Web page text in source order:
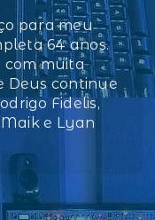
para meu
64 anos.
com muita
Deus continue
Fidelis,
e Lyan